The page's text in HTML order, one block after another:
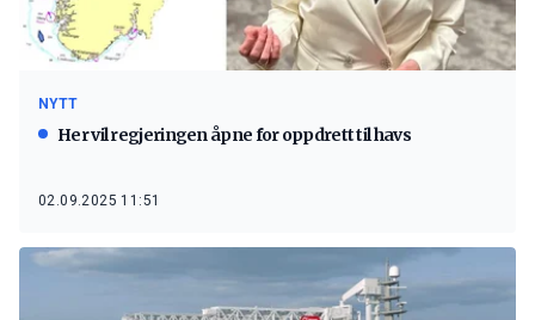
NYTT
Her vil regjeringen åpne for oppdrett til havs
02.09.2025 11:51